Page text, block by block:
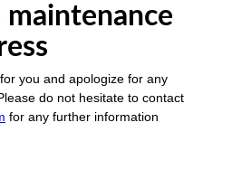
maintenance
you and apologize for any
do not hesitate to contact
for any further information